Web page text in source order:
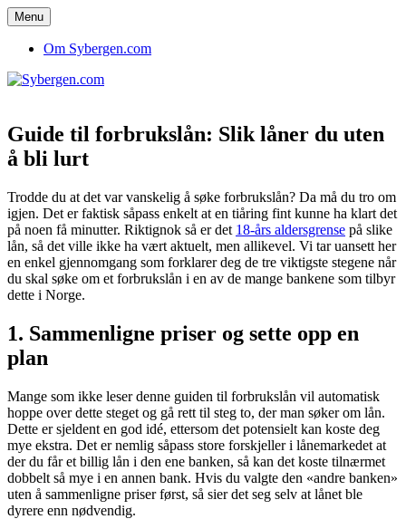
Menu
Om Sybergen.com
Search
Blog
Guide til forbrukslån: Slik låner du uten
å bli lurt
Trodde du at det var vanskelig å søke forbrukslån? Da må du tro om
igjen. Det er faktisk såpass enkelt at en tiåring fint kunne ha klart det
på noen få minutter. Riktignok så er det 18-års aldersgrense på slike
lån, så det ville ikke ha vært aktuelt, men allikevel. Vi tar uansett her
en enkel gjennomgang som forklarer deg de tre viktigste stegene når
du skal søke om et forbrukslån i en av de mange bankene som tilbyr
dette i Norge.
1. Sammenligne priser og sette opp en
plan
Mange som ikke leser denne guiden til forbrukslån vil automatisk
hoppe over dette steget og gå rett til steg to, der man søker om lån.
Dette er sjeldent en god idé, ettersom det potensielt kan koste deg
mye ekstra. Det er nemlig såpass store forskjeller i lånemarkedet at
der du får et billig lån i den ene banken, så kan det koste tilnærmet
dobbelt så mye i en annen bank. Hvis du valgte den «andre banken»
uten å sammenligne priser først, så sier det seg selv at lånet ble
dyrere enn nødvendig.